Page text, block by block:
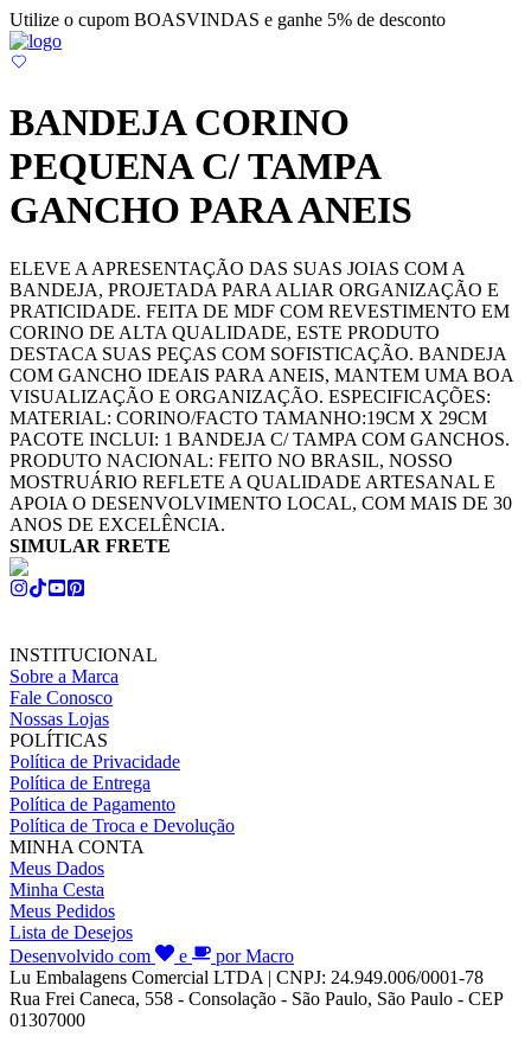
Utilize o cupom BOASVINDAS e ganhe 5% de desconto
BANDEJA CORINO
PEQUENA C/ TAMPA
GANCHO PARA ANEIS
ELEVE A APRESENTAÇÃO DAS SUAS JOIAS COM A
BANDEJA, PROJETADA PARA ALIAR ORGANIZAÇÃO E
PRATICIDADE. FEITA DE MDF COM REVESTIMENTO EM
CORINO DE ALTA QUALIDADE, ESTE PRODUTO
DESTACA SUAS PEÇAS COM SOFISTICAÇÃO. BANDEJA
COM GANCHO IDEAIS PARA ANEIS, MANTEM UMA BOA
VISUALIZAÇÃO E ORGANIZAÇÃO. ESPECIFICAÇÕES:
MATERIAL: CORINO/FACTO TAMANHO:19CM X 29CM
PACOTE INCLUI: 1 BANDEJA C/ TAMPA COM GANCHOS.
PRODUTO NACIONAL: FEITO NO BRASIL, NOSSO
MOSTRUÁRIO REFLETE A QUALIDADE ARTESANAL E
APOIA O DESENVOLVIMENTO LOCAL, COM MAIS DE 30
ANOS DE EXCELÊNCIA.
SIMULAR FRETE
INSTITUCIONAL
Sobre a Marca
Fale Conosco
Nossas Lojas
POLÍTICAS
Política de Privacidade
Política de Entrega
Política de Pagamento
Política de Troca e Devolução
MINHA CONTA
Meus Dados
Minha Cesta
Meus Pedidos
Lista de Desejos
Desenvolvido com
e
por Macro
Lu Embalagens Comercial LTDA | CNPJ: 24.949.006/0001-78
Rua Frei Caneca, 558 - Consolação - São Paulo, São Paulo - CEP
01307000